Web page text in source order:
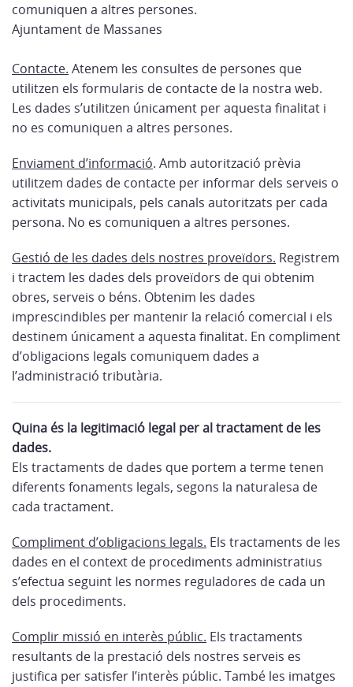
comuniquen a altres persones.
Ajuntament de Massanes
Contacte. Atenem les consultes de persones que
utilitzen els formularis de contacte de la nostra web.
Les dades s’utilitzen únicament per aquesta finalitat i
no es comuniquen a altres persones.
Enviament d’informació. Amb autorització prèvia
utilitzem dades de contacte per informar dels serveis o
activitats municipals, pels canals autoritzats per cada
persona. No es comuniquen a altres persones.
Gestió de les dades dels nostres proveïdors. Registrem
i tractem les dades dels proveïdors de qui obtenim
obres, serveis o béns. Obtenim les dades
imprescindibles per mantenir la relació comercial i els
destinem únicament a aquesta finalitat. En compliment
d’obligacions legals comuniquem dades a
l’administració tributària.
Quina és la legitimació legal per al tractament de les
dades.
Els tractaments de dades que portem a terme tenen
diferents fonaments legals, segons la naturalesa de
cada tractament.
Compliment d’obligacions legals. Els tractaments de les
dades en el context de procediments administratius
s’efectua seguint les normes reguladores de cada un
dels procediments.
Complir missió en interès públic. Els tractaments
resultants de la prestació dels nostres serveis es
justifica per satisfer l’interès públic. També les imatges